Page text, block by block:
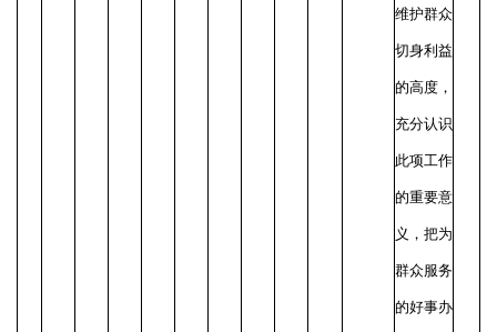
维护群众
切身利益
的高度，
充分认识
此项工作
的重要意
义，把为
群众服务
的好事办